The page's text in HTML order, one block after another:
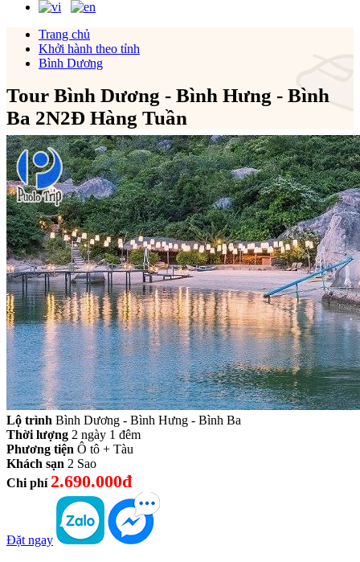
Trang chủ
Khởi hành theo tỉnh
Bình Dương
Tour Bình Dương - Bình Hưng - Bình
Ba 2N2Đ Hàng Tuần
Lộ trình Bình Dương - Bình Hưng - Bình Ba
Thời lượng 2 ngày 1 đêm
Phương tiện Ô tô + Tàu
Khách sạn 2 Sao
Chi phí 2.690.000đ
Đặt ngay